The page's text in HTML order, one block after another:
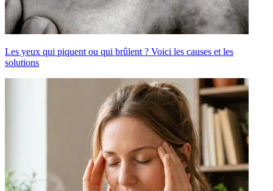
Les yeux qui piquent ou qui brûlent ? Voici les causes et les
solutions